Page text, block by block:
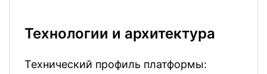
Технологии и архитектура
Технический профиль платформы: